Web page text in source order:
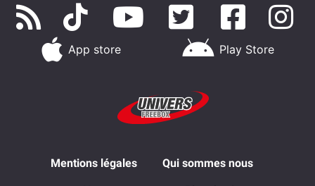
App store Play Store
Mentions légales Qui sommes nous